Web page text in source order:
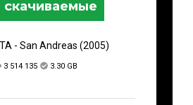
- San Andreas (2005)
3 514 135 3.30 GB